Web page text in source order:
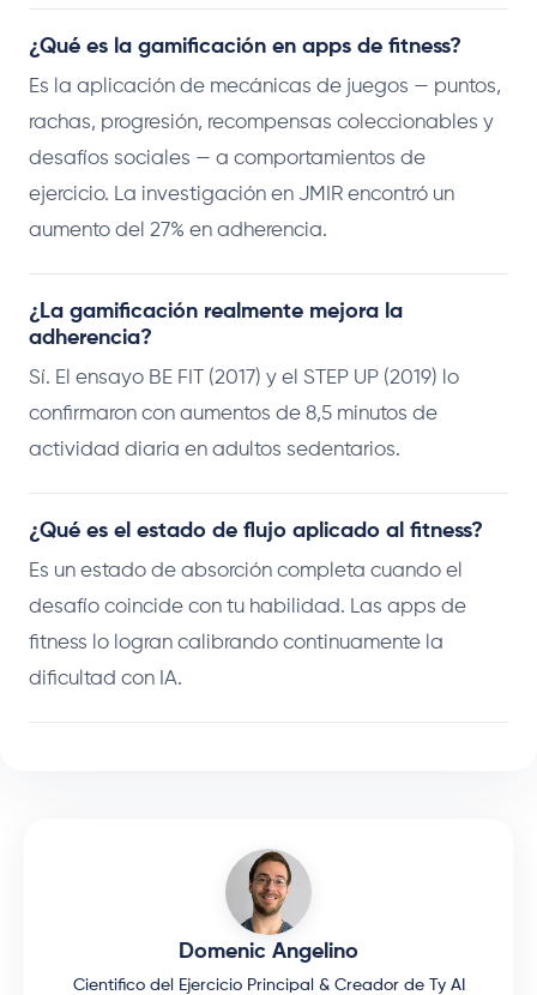
¿Qué es la gamificación en apps de fitness?
Es la aplicación de mecánicas de juegos — puntos,
rachas, progresión, recompensas coleccionables y
desafíos sociales — a comportamientos de
ejercicio. La investigación en JMIR encontró un
aumento del 27% en adherencia.
¿La gamificación realmente mejora la
adherencia?
Sí. El ensayo BE FIT (2017) y el STEP UP (2019) lo
confirmaron con aumentos de 8,5 minutos de
actividad diaria en adultos sedentarios.
¿Qué es el estado de flujo aplicado al fitness?
Es un estado de absorción completa cuando el
desafío coincide con tu habilidad. Las apps de
fitness lo logran calibrando continuamente la
dificultad con IA.
Domenic Angelino
Cientifico del Ejercicio Principal & Creador de Ty AI